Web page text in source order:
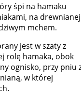
śpi na hamaku
na drewnianej
mchem.
jest w szaty z
rolę hamaka, obok
ognisko, przy pniu
w której